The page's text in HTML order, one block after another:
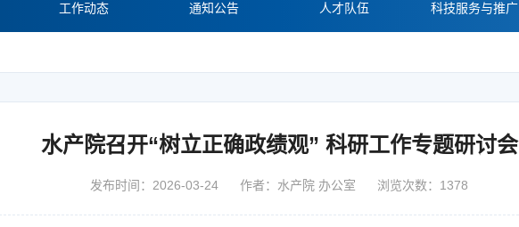
工作动态 通知公告 人才队伍 科技服务与推广
水产院召开“树立正确政绩观” 科研工作专题研讨会
发布时间：2026-03-24 作者：水产院 办公室 浏览次数：1378